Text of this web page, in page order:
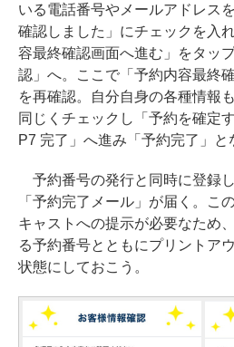
いる電話番号やメールアドレス
確認しました」にチェックを入
容最終確認画面へ進む」をタッ
認」へ。ここで「予約内容最終
を再確認。自分自身の各種情報
同じくチェックし「予約を確定
P7 完了」へ進み「予約完了」と
予約番号の発行と同時に登録
「予約完了メール」が届く。こ
キャストへの提示が必要なため
る予約番号とともにプリントア
状態にしておこう。